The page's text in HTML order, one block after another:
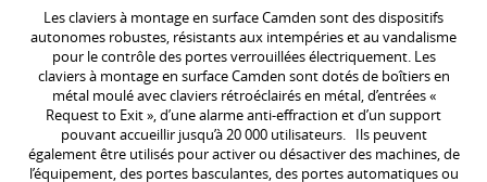
Les claviers à montage en surface Camden sont des dispositifs
autonomes robustes, résistants aux intempéries et au vandalisme
pour le contrôle des portes verrouillées électriquement. Les
claviers à montage en surface Camden sont dotés de boîtiers en
métal moulé avec claviers rétroéclairés en métal, d’entrées «
Request to Exit », d’une alarme anti-effraction et d’un support
pouvant accueillir jusqu’à 20 000 utilisateurs. Ils peuvent
également être utilisés pour activer ou désactiver des machines, de
l’équipement, des portes basculantes, des portes automatiques ou